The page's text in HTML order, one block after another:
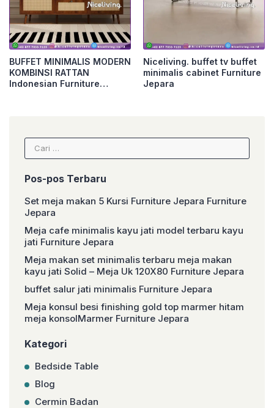
BUFFET MINIMALIS MODERN
KOMBINSI RATTAN
Indonesian Furniture
Niceliving. buffet tv buffet
minimalis cabinet Furniture
Jepara
Cari
untuk:
Pos-pos Terbaru
Set meja makan 5 Kursi Furniture Jepara Furniture
Jepara
Meja cafe minimalis kayu jati model terbaru kayu
jati Furniture Jepara
Meja makan set minimalis terbaru meja makan
kayu jati Solid – Meja Uk 120X80 Furniture Jepara
buffet salur jati minimalis Furniture Jepara
Meja konsul besi finishing gold top marmer hitam
meja konsolMarmer Furniture Jepara
Kategori
Bedside Table
Blog
Cermin Badan